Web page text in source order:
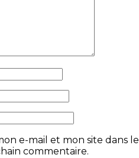
e-mail et mon site dans le
commentaire.